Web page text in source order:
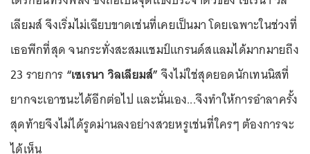
เลียมส์ จึงเริ่มไม่เฉียบขาดเช่นที่เคยเป็นมา โดยเฉพาะในช่วงที่
เธอพีกที่สุด จนกระทั่งสะสมแชมป์แกรนด์สแลมได้มากมายถึง
23 รายการ “เซเรนา วิลเลียมส์”จึงไม่ใช่สุดยอดนักเทนนิสที่
ยากจะเอาชนะได้อีกต่อไป และนั่นเอง...จึงทำให้การอำลาครั้ง
สุดท้ายจึงไม่ได้รูดม่านลงอย่างสวยหรูเช่นที่ใครๆ ต้องการจะ
ได้เห็น